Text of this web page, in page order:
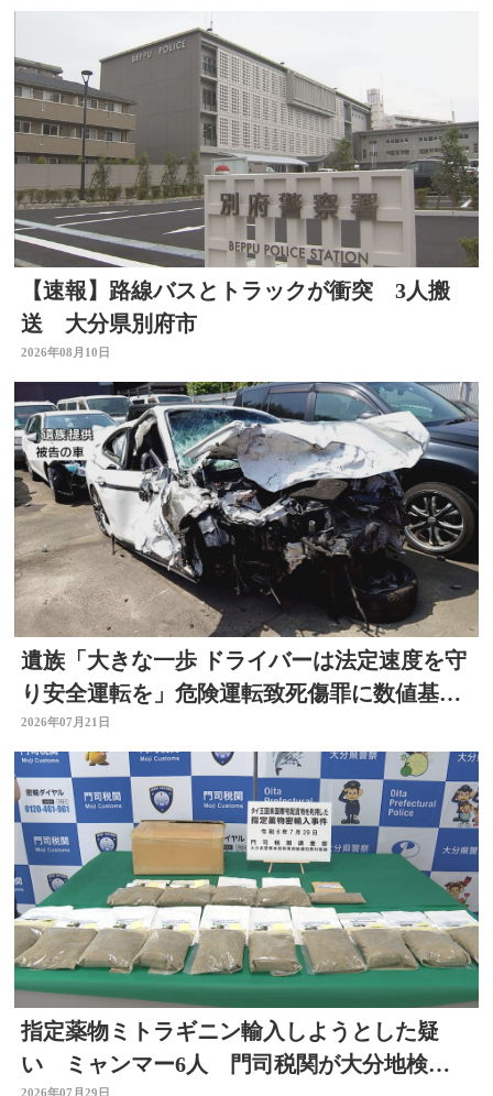
【速報】路線バスとトラックが衝突 3人搬
送 大分県別府市
2026年08月10日
遺族「大きな一歩 ドライバーは法定速度を守
り安全運転を」危険運転致死傷罪に数値基
準 改正法施行
2026年07月21日
指定薬物ミトラギニン輸入しようとした疑
い ミャンマー6人 門司税関が大分地検に
2026年07月29日